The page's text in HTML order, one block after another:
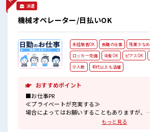
派遣
機械オペレーター/日払いOK
未経験者OK 長期の仕事 残業少なめ
ロッカー完備
染髪OK ピアスOK
少人数
40代以上も活躍
おすすめポイント
■お仕事PR
≪プライベートが充実する≫
場合によってはお願いすることもありますが、
もっと見る